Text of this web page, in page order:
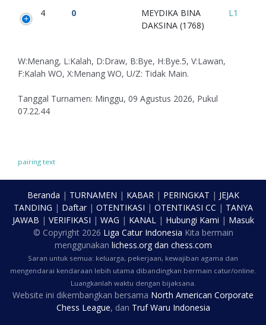
4 0
MEYDIKA BINA
DAKSINA (1768)
L1
W:Menang, L:Kalah, D:Draw, B:Bye, H:Bye.5, V:Lawan,
F:Kalah WO, X:Menang WO, U/Z: Tidak Main.
Tanggal Turnamen: Minggu, 09 Agustus 2026, Pukul
07.22.44
pairing text
Beranda | TURNAMEN | KABAR| PERINGKAT | JEJAK
TANDING | Daftar| OTENTIKASI | OTENTIKASI CC | TANYA
JAWAB | VERIFIKASI | WAG | KANAL| Hubungi Kami | Masuk
© Copyright 2026 Liga Catur Indonesia Kita bermain
menggunakan lichess.orgdan chess.com
Saran untuk semua: keluarga, pekerjaan, kewajiban agama dan
mengendarai kendaraan lebih utama dibandingkan bermain catur/online.
Luangkanlah waktu dengan bijaksana.
Website ini dikembangkan bersama North American Corporate
Chess League, dan Truf Waru Indonesia